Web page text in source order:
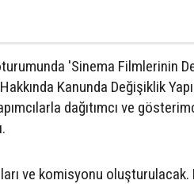
'Sinema Filmlerinin
Kanunda Değişiklik
dağıtımcı ve
ve komisyonu